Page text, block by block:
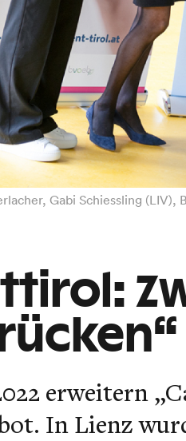
Gabi Schiessling
erweitern
In Lienz